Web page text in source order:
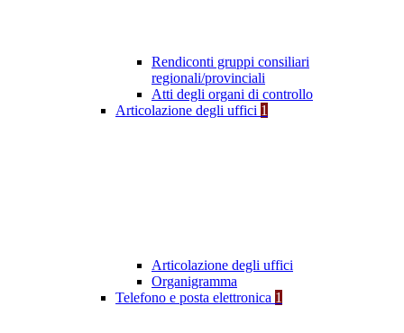
Rendiconti gruppi consiliari
regionali/provinciali
Atti degli organi di controllo
Articolazione degli uffici 1
Articolazione degli uffici
Organigramma
Telefono e posta elettronica 1